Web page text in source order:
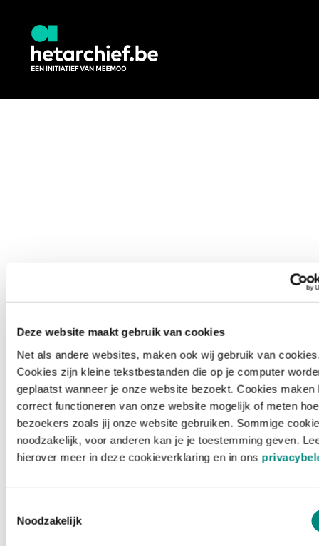
Deze website maakt gebruik van cookies
Net als andere websites, maken ook wij gebruik van
Cookies zijn kleine tekstbestanden die op je computer
geplaatst wanneer je onze website bezoekt. Cookies maken
correct functioneren van onze website mogelijk of meten hoe
bezoekers zoals jij onze website gebruiken. Sommige
noodzakelijk, voor anderen kan je je toestemming geven.
hierover meer in deze cookieverklaring en in ons
Noodzakelijk